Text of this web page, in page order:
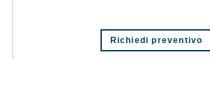
Richiedi preventivo